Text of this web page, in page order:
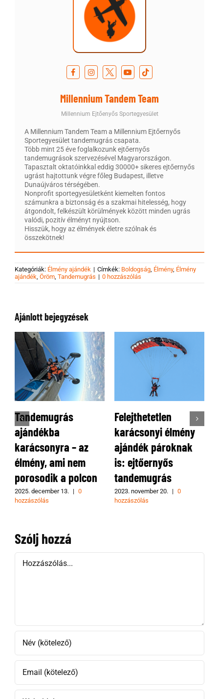
Millennium Tandem Team
Millennium Ejtőenyős Sportegyesület
A Millennium Tandem Team a Millennium Ejtőernyős
Sportegyesület tandemugrás csapata.
Több mint 25 éve foglalkozunk ejtőernyős
tandemugrások szervezésével Magyarországon.
Tapasztalt oktatóinkkal eddig 30000+ sikeres ejtőernyős
ugrást hajtottunk végre főleg Budapest, illetve
Dunaújváros térségében.
Nonprofit sportegyesületként kiemelten fontos
számunkra a biztonság és a szakmai hitelesség, hogy
átgondolt, felkészült körülmények között minden ugrás
valódi, pozitív élményt nyújtson.
Hisszük, hogy az élmények életre szólnak és
összekötnek!
Kategóriák: Élmény ajándék | Címkék: Boldogság Élmény, Élmény
ajándék Öröm Tandemugrás | 0 hozzászólás
Ajánlott bejegyzések
élmény
pároknak
november 20. | 0
Tökéletes
élményajándék 18.
szülinapra? Ne
keresd tovább, most
megtaláltad!
2023. augusztus 5. | 0
hozzászólás
ami
Szólj hozzá
Hozzászólás